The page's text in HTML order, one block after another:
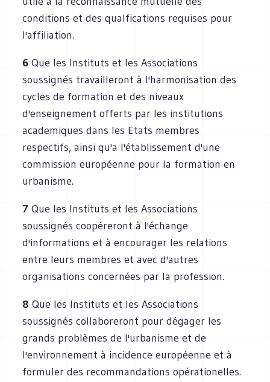
conditions et des qualfications requises pour
l'affiliation.
6 Que les Instituts et les Associations
soussignés travailleront à l'harmonisation des
cycles de formation et des niveaux
d'enseignement offerts par les institutions
academiques dans les Etats membres
respectifs, ainsi qu'a l'établissement d'une
commission européenne pour la formation en
urbanisme.
7 Que les Instituts et les Associations
soussignés coopéreront à l'échange
d'informations et à encourager les relations
entre leurs membres et avec d'autres
organisations concernées par la profession.
8 Que les Instituts et les Associations
soussignés collaboreront pour dégager les
grands problèmes de l'urbanisme et de
l'environnement à incidence européenne et à
formuler des recommandations opérationelles.